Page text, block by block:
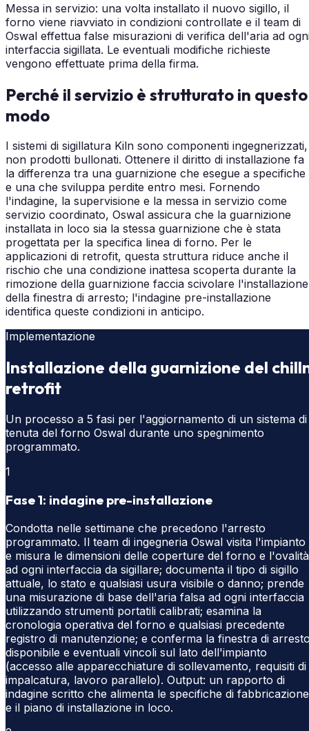
Messa in servizio: una volta installato il nuovo sigillo, il
forno viene riavviato in condizioni controllate e il team di
Oswal effettua false misurazioni di verifica dell'aria ad
interfaccia sigillata. Le eventuali modifiche richieste
vengono effettuate prima della firma.
Perché il servizio è strutturato in questo
modo
I sistemi di sigillatura Kiln sono componenti ingegnerizzati,
non prodotti bullonati. Ottenere il diritto di installazione fa
la differenza tra una guarnizione che esegue a specifiche
e una che sviluppa perdite entro mesi. Fornendo
l'indagine, la supervisione e la messa in servizio come
servizio coordinato, Oswal assicura che la guarnizione
installata in loco sia la stessa guarnizione che è stata
progettata per la specifica linea di forno. Per le
applicazioni di retrofit, questa struttura riduce anche il
rischio che una condizione inattesa scoperta durante la
rimozione della guarnizione faccia scivolare l'installazione
della finestra di arresto; l'indagine pre-installazione
identifica queste condizioni in anticipo.
Implementazione
Installazione della guarnizione del
retrofit
Un processo a 5 fasi per l'aggiornamento di un sistema di
tenuta del forno Oswal durante uno spegnimento
programmato.
1
Fase 1: indagine pre-installazione
Condotta nelle settimane che precedono l'arresto
programmato. Il team di ingegneria Oswal visita l'impianto
e misura le dimensioni delle coperture del forno e l'ovalità
ad ogni interfaccia da sigillare; documenta il tipo di sigillo
attuale, lo stato e qualsiasi usura visibile o danno; prende
una misurazione di base dell'aria falsa ad ogni interfaccia
utilizzando strumenti portatili calibrati; esamina la
cronologia operativa del forno e qualsiasi precedente
registro di manutenzione; e conferma la finestra di
disponibile e eventuali vincoli sul lato dell'impianto
(accesso alle apparecchiature di sollevamento, requisiti di
impalcatura, lavoro parallelo). Output: un rapporto di
indagine scritto che alimenta le specifiche di fabbricazione
e il piano di installazione in loco.